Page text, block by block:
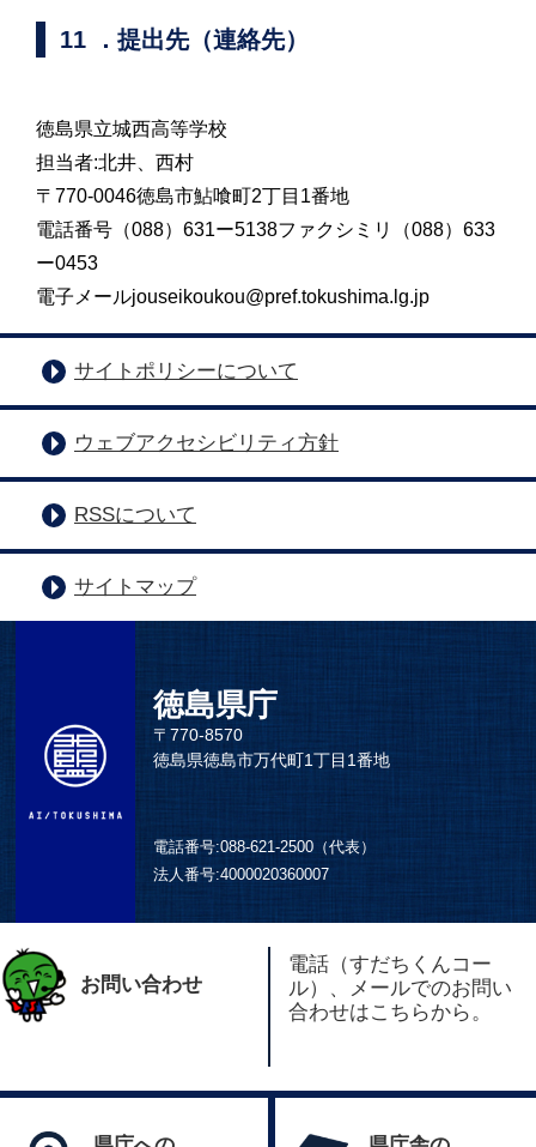
11 ．提出先（連絡先）
徳島県立城西高等学校
担当者:北井、西村
〒770-0046徳島市鮎喰町2丁目1番地
電話番号（088）631ー5138ファクシミリ（088）633
ー0453
電子メールjouseikoukou@pref.tokushima.lg.jp
サイトポリシーについて
ウェブアクセシビリティ方針
RSSについて
サイトマップ
徳島県庁
〒770-8570
徳島県徳島市万代町1丁目1番地
電話番号:088-621-2500（代表）
法人番号:4000020360007
お問い合わせ
電話（すだちくんコー
ル）、メールでのお問い
合わせはこちらから。